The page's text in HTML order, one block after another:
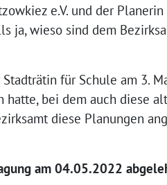
e.V. und der
ja, wieso sind dem
für Schule am 3.
hatte, bei dem auch diese
diese Planungen
am 04.05.2022